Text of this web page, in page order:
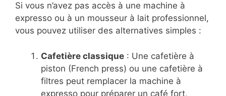
Si vous n’avez pas accès à une machine à
expresso ou à un mousseur à lait professionnel,
vous pouvez utiliser des alternatives simples :
Cafetière classique : Une cafetière à
piston (French press) ou une cafetière à
filtres peut remplacer la machine à
expresso pour préparer un café fort,